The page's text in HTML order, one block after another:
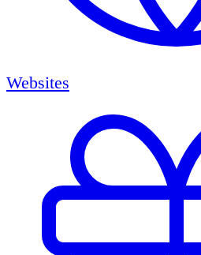
Websites